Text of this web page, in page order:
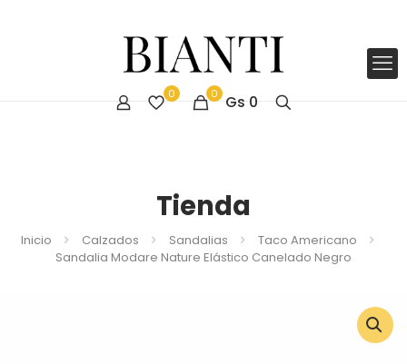
0 0 Gs 0
Tienda
Inicio Calzados Sandalias
Taco Americano
Sandalia Modare Nature Elástico Canelado Negro